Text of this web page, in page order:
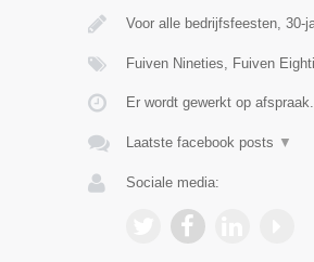
Voor alle bedrijfsfeesten, 30-
Fuiven Nineties, Fuiven
Er wordt gewerkt op afspraak.
Laatste facebook posts ▼
Sociale media: